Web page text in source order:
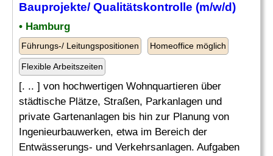
Bauprojekte/ Qualitätskontrolle (m/w/d)
• Hamburg
Führungs-/ Leitungspositionen Homeoffice möglich
Flexible Arbeitszeiten
[. .. ] von hochwertigen Wohnquartieren über
städtische Plätze, Straßen, Parkanlagen und
private Gartenanlagen bis hin zur Planung von
Ingenieurbauwerken, etwa im Bereich der
Entwässerungs- und Verkehrsanlagen. Aufgaben